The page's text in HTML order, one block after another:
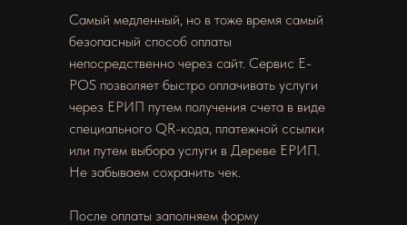
Самый медленный, но в тоже время самый
безопасный способ оплаты
непосредственно через сайт. Сервис Е-
POS позволяет быстро оплачивать услуги
через ЕРИП путем получения счета в виде
специального QR-кода, платежной ссылки
или путем выбора услуги в Дереве ЕРИП.
Не забываем сохранить чек.
После оплаты заполняем форму